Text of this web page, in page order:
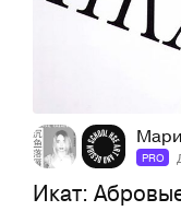
PRO
Икат: